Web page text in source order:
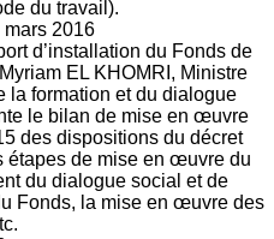
du travail).
mars 2016
d’installation du Fonds de
EL KHOMRI, Ministre
la formation et du dialogue
le bilan de mise en œuvre
des dispositions du décret
étapes de mise en œuvre du
du dialogue social et de
Fonds, la mise en œuvre des